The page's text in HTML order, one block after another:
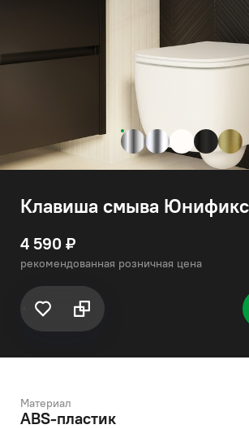
Клавиша смыва
4 590 ₽
рекомендованная розничная цена
Материал
ABS-пластик